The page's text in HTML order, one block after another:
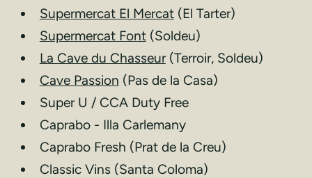
Supermercat El Mercat(El Tarter)
Supermercat Font(Soldeu)
La Cave du Chasseur(Terroir, Soldeu)
Cave Passion (Pas de la Casa)
Super U / CCA Duty Free
Caprabo - Illa Carlemany
⁠⁠Caprabo Fresh (Prat de la Creu)
Classic Vins (Santa Coloma)